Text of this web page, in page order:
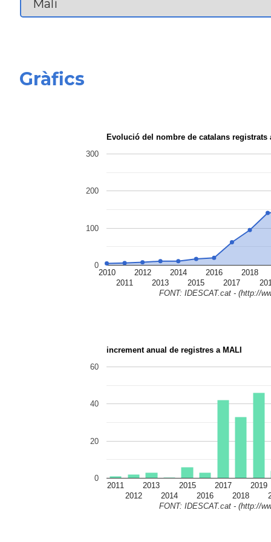
Gràfics
Evolució del nombre de catalans registrats
2010
2011
2012
2013
2014
2015
2016
2017
2018
0
100
200
300
FONT: IDESCAT.cat - (http://
increment anual de registres a MALI
2011
2012
2013
2014
2015
2016
2017
2018
2019
0
20
40
60
FONT: IDESCAT.cat - (http://